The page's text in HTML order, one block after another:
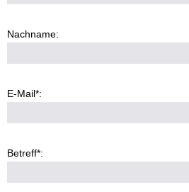
Nachname:
E-Mail*:
Betreff*: